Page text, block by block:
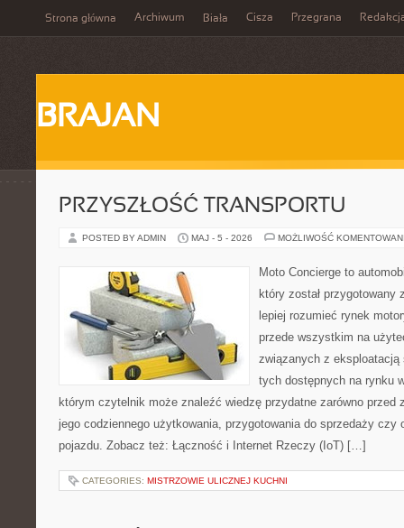
Strona główna Archiwum Biała Cisza Przegrana
BRAJAN
PRZYSZŁOŚĆ TRANSPORTU
POSTED BY ADMIN MAJ - 5 - 2026 MOŻLIWOŚĆ
Moto Concierge to
który został
lepiej rozumieć rynek
przede wszystkim na
związanych z eksploatacją
tych dostępnych na rynku
którym czytelnik może znaleźć wiedzę przydatne zarówno przed
jego codziennego użytkowania, przygotowania do sprzedaży czy
pojazdu. Zobacz też: Łączność i Internet Rzeczy (IoT) […]
CATEGORIES: MISTRZOWIE ULICZNEJ KUCHNI